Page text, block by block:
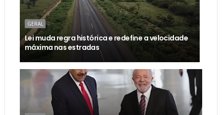
GERAL
Lei muda regra histórica e redefine a velocidade
máxima nas estradas